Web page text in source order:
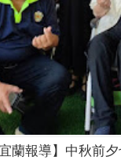
蘭報導】中秋前